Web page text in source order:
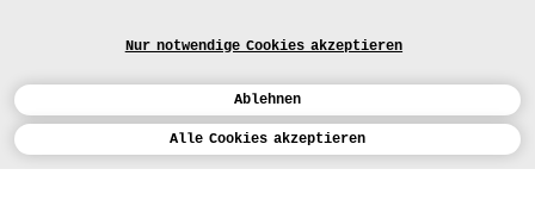
Nur notwendige Cookies akzeptieren
Ablehnen
Alle Cookies akzeptieren
Kalender